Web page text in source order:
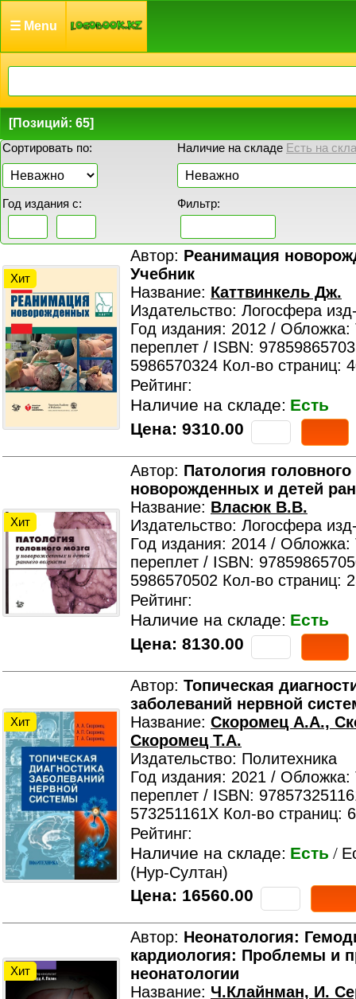
☰ Menu
[Позиций: 65]
Сортировать по: Наличие на складе Есть на
Год издания с: Фильтр:
Хит
Автор: Реанимация
Учебник
Название: Каттвинкель Дж.
Издательство: Логосфера
Год издания: 2012 /
переплет / ISBN:
5986570324 Кол-во страниц:
Рейтинг:
Наличие на складе: Есть
Цена: 9310.00
Хит
Автор: Патология головного
новорожденных и детей
Название: Власюк В.В.
Издательство: Логосфера
Год издания: 2014 /
переплет / ISBN:
5986570502 Кол-во страниц:
Рейтинг:
Наличие на складе: Есть
Цена: 8130.00
Хит
Автор: Топическая
заболеваний нервной
Название: Скоромец А.А.,
Скоромец Т.А.
Издательство: Политехника
Год издания: 2021 /
переплет / ISBN:
573251161X Кол-во страниц:
Рейтинг:
Наличие на складе: Есть /
(Нур-Султан)
Цена: 16560.00
Хит
Автор: Неонатология:
кардиология: Проблемы и
неонатологии
Название: Ч.Клайнман, И.